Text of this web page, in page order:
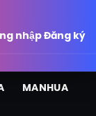
nhậpĐăng ký
MANHUA